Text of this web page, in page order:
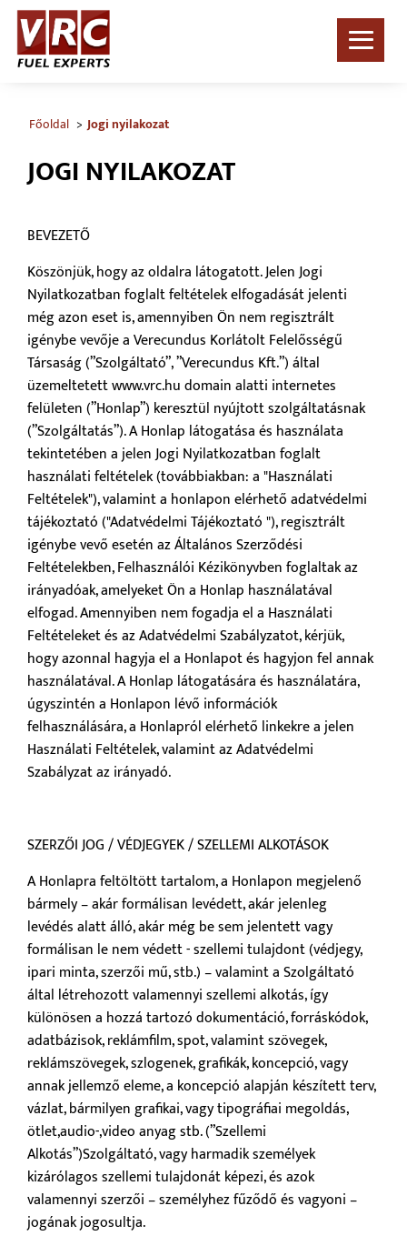
Főoldal Jogi nyilakozat
JOGI NYILAKOZAT
BEVEZETŐ
Köszönjük, hogy az oldalra látogatott. Jelen Jogi
Nyilatkozatban foglalt feltételek elfogadását jelenti
még azon eset is, amennyiben Ön nem regisztrált
igénybe vevője a Verecundus Korlátolt Felelősségű
Társaság (”Szolgáltató”, ”Verecundus Kft.”) által
üzemeltetett www.vrc.hu domain alatti internetes
felületen (”Honlap”) keresztül nyújtott szolgáltatásnak
(”Szolgáltatás”). A Honlap látogatása és használata
tekintetében a jelen Jogi Nyilatkozatban foglalt
használati feltételek (továbbiakban: a "Használati
Feltételek"), valamint a honlapon elérhető adatvédelmi
tájékoztató ("Adatvédelmi Tájékoztató "), regisztrált
igénybe vevő esetén az Általános Szerződési
Feltételekben, Felhasználói Kézikönyvben foglaltak az
irányadóak, amelyeket Ön a Honlap használatával
elfogad. Amennyiben nem fogadja el a Használati
Feltételeket és az Adatvédelmi Szabályzatot, kérjük,
hogy azonnal hagyja el a Honlapot és hagyjon fel annak
használatával. A Honlap látogatására és használatára,
úgyszintén a Honlapon lévő információk
felhasználására, a Honlapról elérhető linkekre a jelen
Használati Feltételek, valamint az Adatvédelmi
Szabályzat az irányadó.
SZERZŐI JOG / VÉDJEGYEK / SZELLEMI ALKOTÁSOK
A Honlapra feltöltött tartalom, a Honlapon megjelenő
bármely – akár formálisan levédett, akár jelenleg
levédés alatt álló, akár még be sem jelentett vagy
formálisan le nem védett - szellemi tulajdont (védjegy,
ipari minta, szerzői mű, stb.) – valamint a Szolgáltató
által létrehozott valamennyi szellemi alkotás, így
különösen a hozzá tartozó dokumentáció, forráskódok,
adatbázisok, reklámfilm, spot, valamint szövegek,
reklámszövegek, szlogenek, grafikák, koncepció, vagy
annak jellemző eleme, a koncepció alapján készített terv,
vázlat, bármilyen grafikai, vagy tipográfiai megoldás,
ötlet,audio-,video anyag stb. (”Szellemi
Alkotás”)Szolgáltató, vagy harmadik személyek
kizárólagos szellemi tulajdonát képezi, és azok
valamennyi szerzői – személyhez fűződő és vagyoni –
jogának jogosultja.